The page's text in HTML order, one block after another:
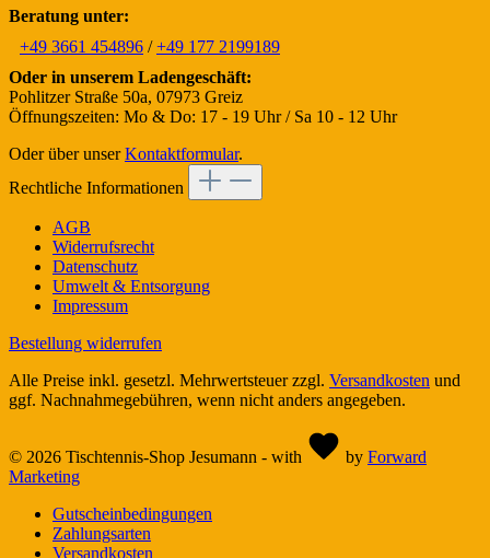
Beratung unter:
+49 3661 454896 /+49 177 2199189
Oder in unserem Ladengeschäft:
Pohlitzer Straße 50a, 07973 Greiz
Öffnungszeiten: Mo & Do: 17 - 19 Uhr / Sa 10 - 12 Uhr
Oder über unserKontaktformular.
Rechtliche Informationen
AGB
Widerrufsrecht
Datenschutz
Umwelt & Entsorgung
Impressum
Bestellung widerrufen
Alle Preise inkl. gesetzl. Mehrwertsteuer zzgl. Versandkosten und
ggf. Nachnahmegebühren, wenn nicht anders angegeben.
© 2026 Tischtennis-Shop Jesumann - with by Forward
Marketing
Gutscheinbedingungen
Zahlungsarten
Versandkosten